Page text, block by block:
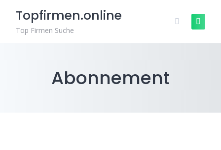
Inhalt
springen
Topfirmen.online
Top Firmen Suche
Abonnement